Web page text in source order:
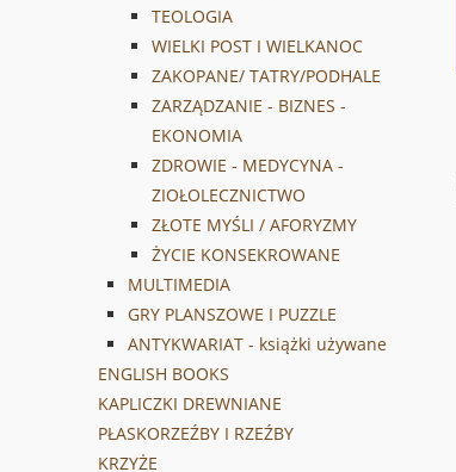
TEOLOGIA
WIELKI POST I WIELKANOC
ZAKOPANE/ TATRY/PODHALE
ZARZĄDZANIE - BIZNES -
EKONOMIA
ZDROWIE - MEDYCYNA -
ZIOŁOLECZNICTWO
ZŁOTE MYŚLI / AFORYZMY
ŻYCIE KONSEKROWANE
MULTIMEDIA
GRY PLANSZOWE I PUZZLE
ANTYKWARIAT - książki używane
ENGLISH BOOKS
KAPLICZKI DREWNIANE
PŁASKORZEŹBY I RZEŹBY
KRZYŻE